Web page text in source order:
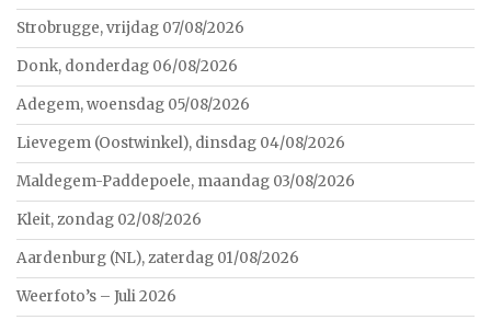
Strobrugge, vrijdag 07/08/2026
Donk, donderdag 06/08/2026
Adegem, woensdag 05/08/2026
Lievegem (Oostwinkel), dinsdag 04/08/2026
Maldegem-Paddepoele, maandag 03/08/2026
Kleit, zondag 02/08/2026
Aardenburg (NL), zaterdag 01/08/2026
Weerfoto’s – Juli 2026